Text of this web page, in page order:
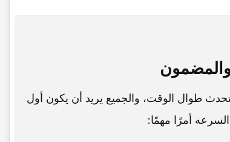
والمضمون
طوال الوقت، والجمیع یرید أن یکون أول
أمرًا مهمًا: